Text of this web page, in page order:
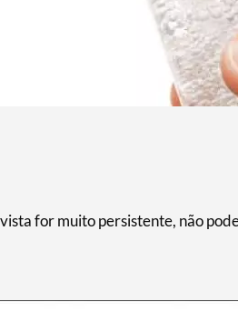
for muito persistente, não